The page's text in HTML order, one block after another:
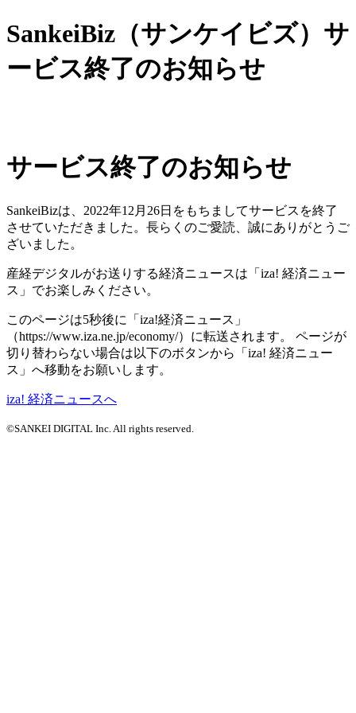
SankeiBiz（サンケイビズ）サ
ービス終了のお知らせ
サービス終了のお知らせ
SankeiBizは、2022年12月26日をもちましてサービスを終了
させていただきました。長らくのご愛読、誠にありがとうご
ざいました。
産経デジタルがお送りする経済ニュースは「iza! 経済ニュー
ス」でお楽しみください。
このページは5秒後に「iza!経済ニュース」
（https://www.iza.ne.jp/economy/）に転送されます。 ページが
切り替わらない場合は以下のボタンから「iza! 経済ニュー
ス」へ移動をお願いします。
iza! 経済ニュースへ
©SANKEI DIGITAL Inc. All rights reserved.